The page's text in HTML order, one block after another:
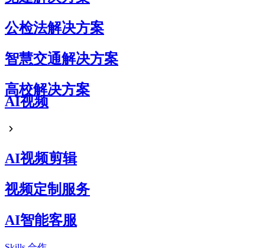
公检法解决方案
智慧交通解决方案
高校解决方案
AI视频
AI视频剪辑
视频定制服务
AI智能客服